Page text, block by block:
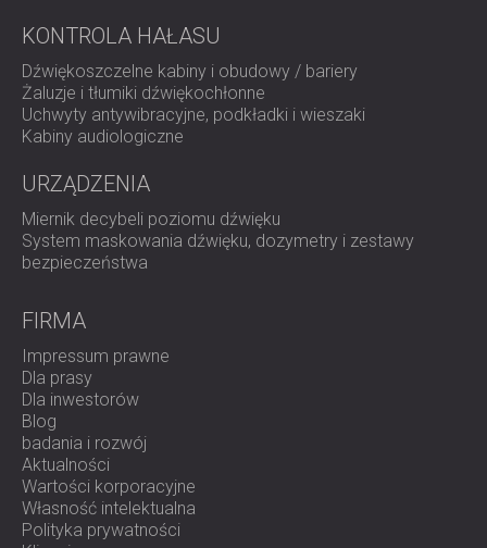
Montaż niestandardowej bariery akustycznej doprowadził
do znaczącej redukcji poziomu hałasu o 20dB, co
skutecznie dostosowało działalność fabryki do norm
prawnych.
Udana realizacja projektu nie tylko usatysfakcjonowała
klienta, ale także rozwiała obawy lokalnej społeczności.
efektywność i kompetencje DECIBEL Africa i jego
partnerów, zapewniając pozytywny wynik dla wszystkich
zaangażowanych stron.
Uroczystość przekazania, w której uczestniczyli zarówno
sukces projektu, a wszystkie strony wyraziły zadowolenie
z rezultatów.
profesjonalną izolację akustyczną!
Więcej szczegółów na filmie:
KONTROLA HAŁASU
Dźwiękoszczelne kabiny i obudowy / bariery
Żaluzje i tłumiki dźwiękochłonne
Uchwyty antywibracyjne, podkładki i wieszaki
Kabiny audiologiczne
URZĄDZENIA
Miernik decybeli poziomu dźwięku
System maskowania dźwięku, dozymetry i zestawy
bezpieczeństwa
FIRMA
Impressum prawne
Dla prasy
Dla inwestorów
Blog
badania i rozwój
Aktualności
Wartości korporacyjne
Własność intelektualna
Polityka prywatności